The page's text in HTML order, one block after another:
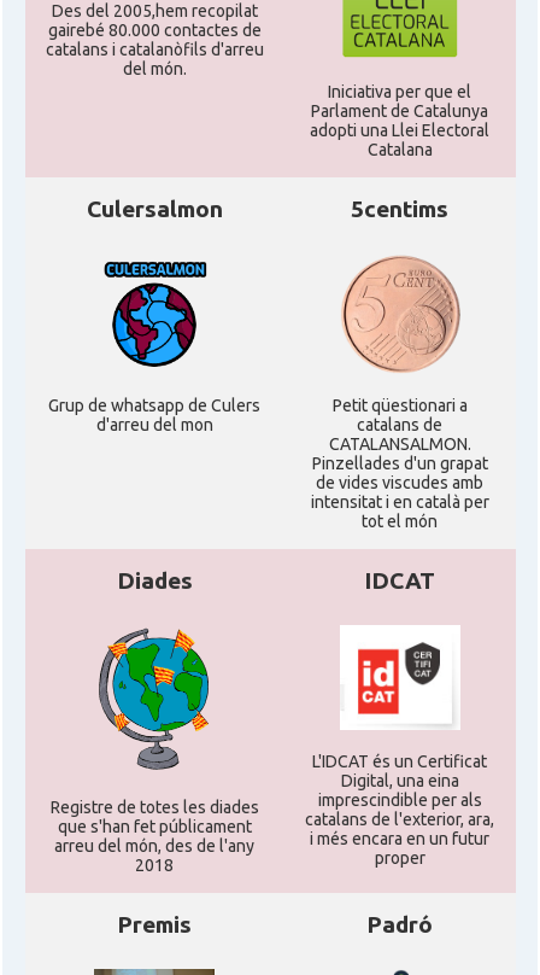
Des del 2005,hem recopilat
gairebé 80.000 contactes de
catalans i catalanòfils d'arreu
del món.
Iniciativa per que el
Parlament de Catalunya
adopti una Llei Electoral
Catalana
Culersalmon
Grup de whatsapp de Culers
d'arreu del mon
5centims
Petit qüestionari a
catalans de
CATALANSALMON.
Pinzellades d'un grapat
de vides viscudes amb
intensitat i en català per
tot el món
Diades
Registre de totes les diades
que s'han fet públicament
arreu del món, des de l'any
2018
IDCAT
L'IDCAT és un Certificat
Digital, una eina
imprescindible per als
catalans de l'exterior, ara,
i més encara en un futur
proper
Premis Padró